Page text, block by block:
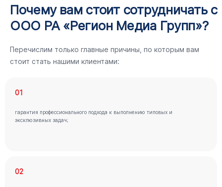
Почему вам стоит сотрудничать с
ООО РА «Регион Медиа Групп»?
Перечислим только главные причины, по которым вам
стоит стать нашими клиентами:
01
гарантия профессионального подхода к выполнению типовых и
эксклюзивных задач;
02